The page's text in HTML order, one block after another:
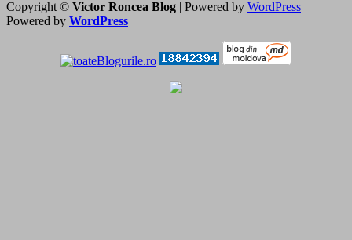
Copyright © Victor Roncea Blog | Powered by WordPress
Powered by WordPress